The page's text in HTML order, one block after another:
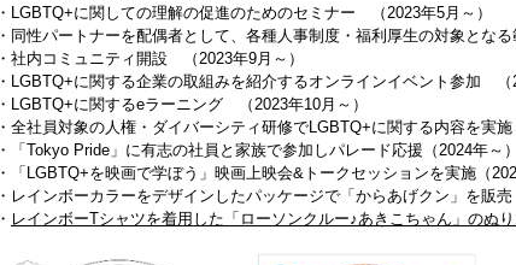
・LGBTQ+に関しての理解の促進のためのセミナー （2023年5月～）
・同性パートナーを配偶者として、各種人事制度・福利厚生の対象となる
・社内コミュニティ開設 （2023年9月～）
・LGBTQ+に関する企業の取組みを紹介するオンラインイベント参加 （
・LGBTQ+に関するeラーニング （2023年10月～）
・全社員対象の人権・ダイバーシティ研修でLGBTQ+に関する内容を実施
・「Tokyo Pride」に有志の社員と家族で参加しパレード応援（2024年～）
・「LGBTQ+を映画で学ぼう」映画上映会&トークセッションを実施（
・レインボーカラーをデザインしたパッケージで「からあげクン」を販売
・ レインボーTシャツを着用した「ローソンクルー♪あきこちゃん」のぬり